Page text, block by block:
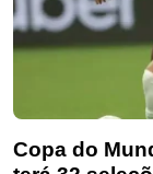
Copa do